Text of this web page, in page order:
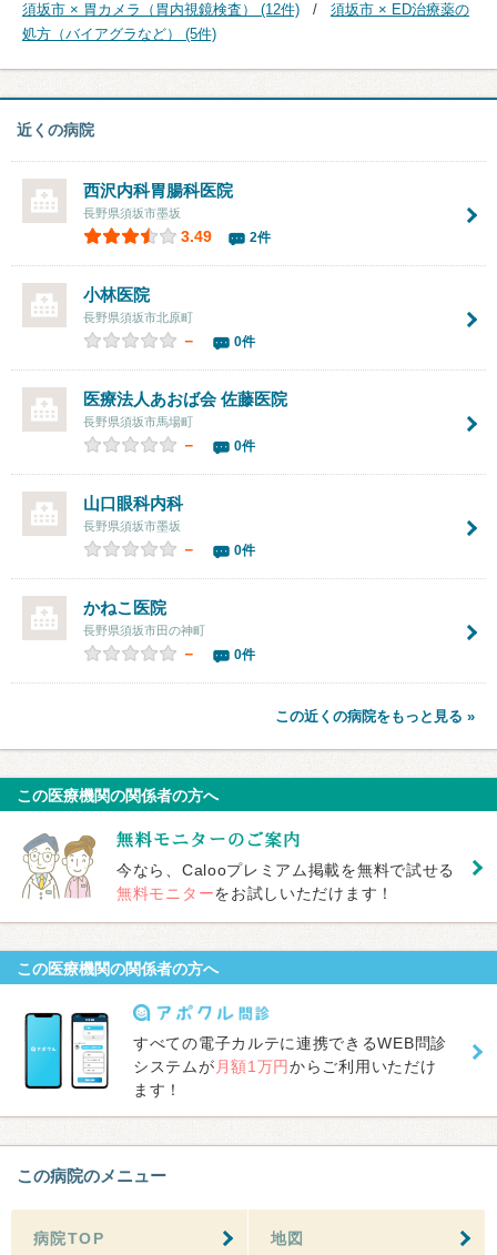
須坂市 × 胃カメラ（胃内視鏡検査） (12件)
須坂市 × ED治療薬の
処方（バイアグラなど） (5件)
近くの病院
西沢内科胃腸科医院
長野県須坂市墨坂
3.49 2件
小林医院
長野県須坂市北原町
－ 0件
医療法人あおば会佐藤医院
長野県須坂市馬場町
－ 0件
山口眼科内科
長野県須坂市墨坂
－ 0件
かねこ医院
長野県須坂市田の神町
－ 0件
この近くの病院をもっと見る »
この医療機関の関係者の方へ
今なら、Calooプレミアム掲載を無料で試せる
無料モニターをお試しいただけます！
この医療機関の関係者の方へ
すべての電子カルテに連携できるWEB問診
システムが 月額1万円からご利用いただけ
ます！
この病院のメニュー
病院TOP 地図